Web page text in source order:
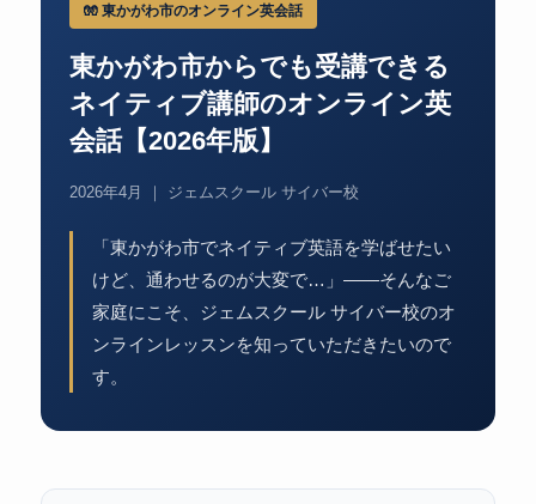
🧤 東かがわ市のオンライン英会話
東かがわ市からでも受講できる
ネイティブ講師のオンライン英
会話【2026年版】
2026年4月 ｜ ジェムスクール サイバー校
「東かがわ市でネイティブ英語を学ばせたい
けど、通わせるのが大変で…」——そんなご
家庭にこそ、ジェムスクール サイバー校のオ
ンラインレッスンを知っていただきたいので
す。